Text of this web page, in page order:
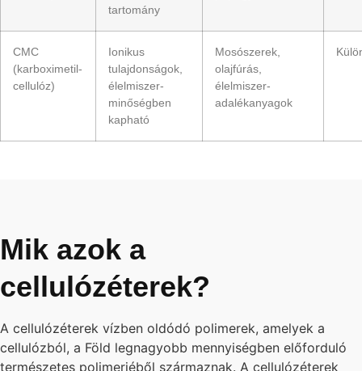
tartomány
CMC
(karboximetil-
cellulóz)
Ionikus
tulajdonságok,
élelmiszer-
minőségben
kapható
Mosószerek,
olajfúrás,
élelmiszer-
adalékanyagok
Mik azok a
cellulózéterek?
A cellulózéterek vízben oldódó polimerek, amelyek a
cellulózból, a Föld legnagyobb mennyiségben előforduló
természetes polimerjéből származnak. A cellulózéterek